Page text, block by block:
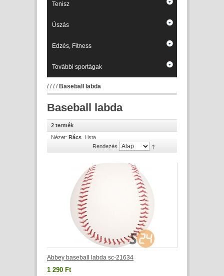
Tenisz
Úszás
Edzés, Fitness
További sportágak
//// Baseball labda
Baseball labda
2 termék
Nézet: Rács Lista
Rendezés
Abbey baseball labda sc-21634
1 290 Ft